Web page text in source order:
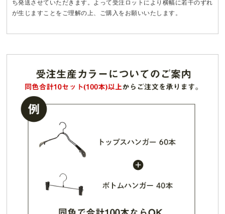
ち発送させていただきます。よって受注ロットにより横幅に若干のずれ
が生じますことをご理解の上、ご購入をお願いいたします。